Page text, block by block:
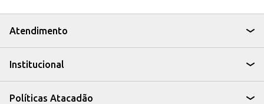
O Suco de Laranja Prat's Integral é uma alternativa para quem busca uma
bebida refrescante e com o sabor natural da laranja, ideal para o dia a dia.
Atendimento
Institucional
Políticas Atacadão